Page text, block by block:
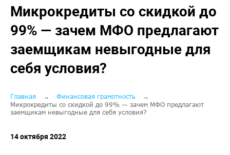
Микрокредиты со скидкой до
99% — зачем МФО предлагают
заемщикам невыгодные для
себя условия?
Строка
навигации
Главная
Финансовая грамотность
Микрокредиты со скидкой до 99% — зачем МФО предлагают
заемщикам невыгодные для себя условия?
14 октября 2022